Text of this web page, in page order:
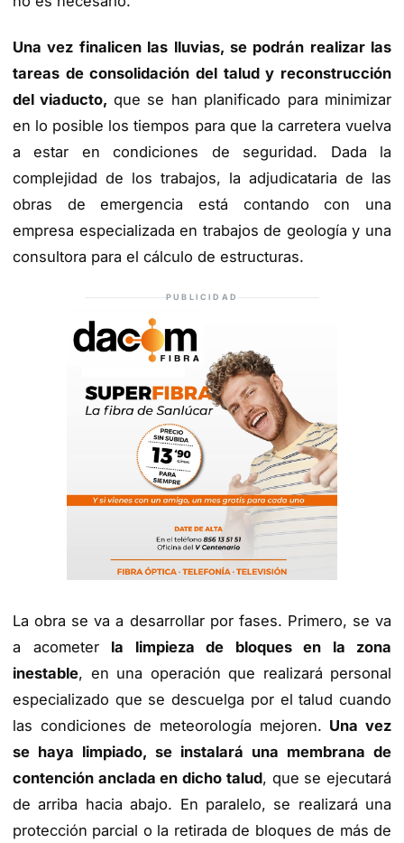
Una vez finalicen las lluvias, se podrán realizar las
tareas de consolidación del talud y reconstrucción
del viaducto, que se han planificado para minimizar
en lo posible los tiempos para que la carretera vuelva
a estar en condiciones de seguridad. Dada la
complejidad de los trabajos, la adjudicataria de las
obras de emergencia está contando con una
empresa especializada en trabajos de geología y una
consultora para el cálculo de estructuras.
PUBLICIDAD
La obra se va a desarrollar por fases. Primero, se va
a acometer la limpieza de bloques en la zona
inestable, en una operación que realizará personal
especializado que se descuelga por el talud cuando
las condiciones de meteorología mejoren. Una vez
se haya limpiado, se instalará una membrana de
contención anclada en dicho talud, que se ejecutará
de arriba hacia abajo. En paralelo, se realizará una
protección parcial o la retirada de bloques de más de